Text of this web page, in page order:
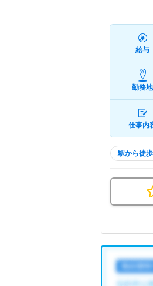
給与
勤務地
仕事内
駅から徒